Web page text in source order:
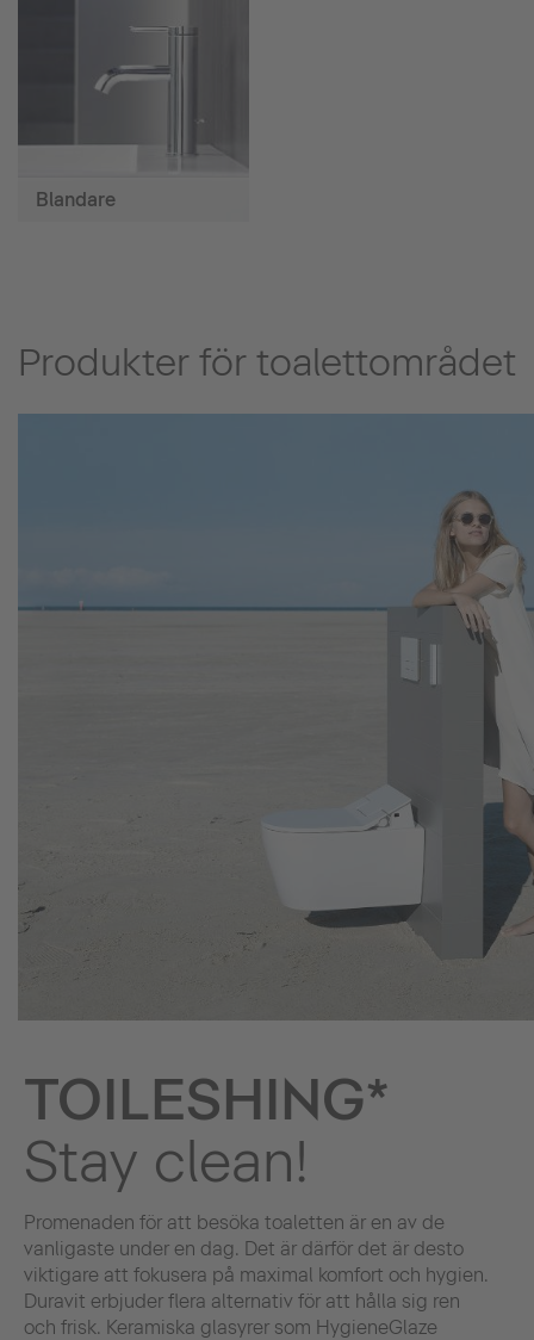
Blandare
Produkter för toalettområdet
TOILESHING*
Stay clean!
Promenaden för att besöka toaletten är en av de
vanligaste under en dag. Det är därför det är desto
viktigare att fokusera på maximal komfort och hygien.
Duravit erbjuder flera alternativ för att hålla sig ren
och frisk. Keramiska glasyrer som HygieneGlaze